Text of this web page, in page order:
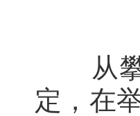
从攀
定，在